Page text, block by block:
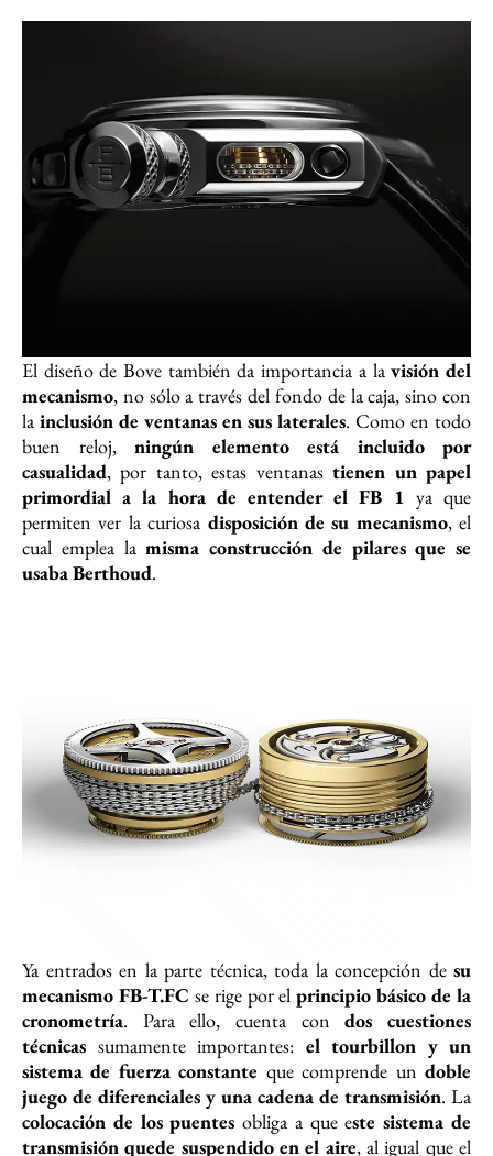
El diseño de Bove también da importancia a lavisión del
mecanismo, no sólo a través del fondo de la caja, sino con
la inclusión de ventanas en sus laterales. Como en todo
buen reloj, ningún elemento está incluido por
casualidad, por tanto, estas ventanastienen un papel
primordial a la hora de entender el FB 1 ya que
permiten ver la curiosa disposición de su mecanismo, el
cual emplea lamisma construcción de pilares que se
usaba Berthoud.
Ya entrados en la parte técnica, toda la concepción de su
mecanismo FB-T.FC se rige por elprincipio básico de la
cronometría. Para ello, cuenta condos cuestiones
técnicas sumamente importantes: el tourbillon y un
sistema de fuerza constante que comprende undoble
juego de diferenciales y una cadena de transmisión. La
colocación de los puentes obliga a que este sistema de
transmisión quede suspendido en el aire, al igual que el